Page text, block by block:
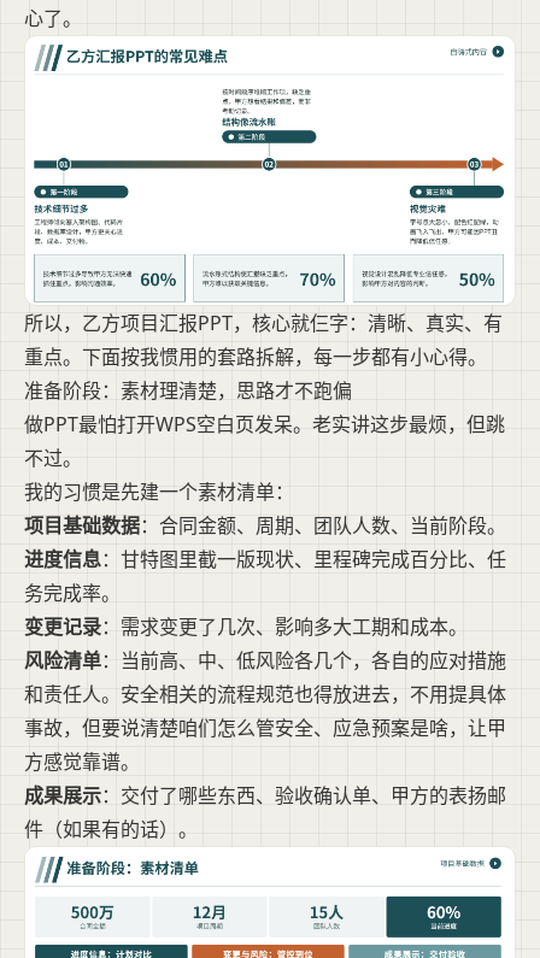
心了。
所以，乙方项目汇报PPT，核心就仨字：清晰、真实、有
重点。下面按我惯用的套路拆解，每一步都有小心得。
准备阶段：素材理清楚，思路才不跑偏
做PPT最怕打开WPS空白页发呆。老实讲这步最烦，但跳
不过。
我的习惯是先建一个素材清单：
项目基础数据：合同金额、周期、团队人数、当前阶段。
进度信息：甘特图里截一版现状、里程碑完成百分比、任
务完成率。
变更记录：需求变更了几次、影响多大工期和成本。
风险清单：当前高、中、低风险各几个，各自的应对措施
和责任人。安全相关的流程规范也得放进去，不用提具体
事故，但要说清楚咱们怎么管安全、应急预案是啥，让甲
方感觉靠谱。
成果展示：交付了哪些东西、验收确认单、甲方的表扬邮
件（如果有的话）。